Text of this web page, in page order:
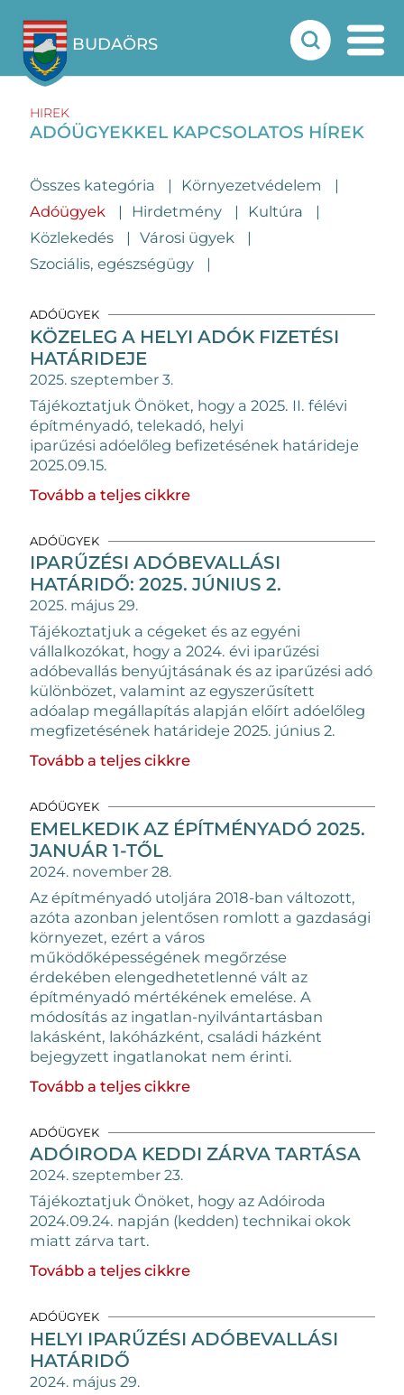
BUDAÖRS
HIREK
ADÓÜGYEKKEL KAPCSOLATOS HÍREK
Összes kategória
Környezetvédelem
Adóügyek
Hirdetmény
Kultúra
Közlekedés
Városi ügyek
Szociális, egészségügy
ADÓÜGYEK
KÖZELEG A HELYI ADÓK FIZETÉSI
HATÁRIDEJE
2025. szeptember 3.
Tájékoztatjuk Önöket, hogy a 2025. II. félévi
építményadó, telekadó, helyi
iparűzési adóelőleg befizetésének határideje
2025.09.15.
Tovább a teljes cikkre
ADÓÜGYEK
IPARŰZÉSI ADÓBEVALLÁSI
HATÁRIDŐ: 2025. JÚNIUS 2.
2025. május 29.
Tájékoztatjuk a cégeket és az egyéni
vállalkozókat, hogy a 2024. évi iparűzési
adóbevallás benyújtásának és az iparűzési adó
különbözet, valamint az egyszerűsített
adóalap megállapítás alapján előírt adóelőleg
megfizetésének határideje 2025. június 2.
Tovább a teljes cikkre
ADÓÜGYEK
EMELKEDIK AZ ÉPÍTMÉNYADÓ 2025.
JANUÁR 1-TŐL
2024. november 28.
Az építményadó utoljára 2018-ban változott,
azóta azonban jelentősen romlott a gazdasági
környezet, ezért a város
működőképességének megőrzése
érdekében elengedhetetlenné vált az
építményadó mértékének emelése. A
módosítás az ingatlan-nyilvántartásban
lakásként, lakóházként, családi házként
bejegyzett ingatlanokat nem érinti.
Tovább a teljes cikkre
ADÓÜGYEK
ADÓIRODA KEDDI ZÁRVA TARTÁSA
2024. szeptember 23.
Tájékoztatjuk Önöket, hogy az Adóiroda
2024.09.24. napján (kedden) technikai okok
miatt zárva tart.
Tovább a teljes cikkre
ADÓÜGYEK
HELYI IPARŰZÉSI ADÓBEVALLÁSI
HATÁRIDŐ
2024. május 29.